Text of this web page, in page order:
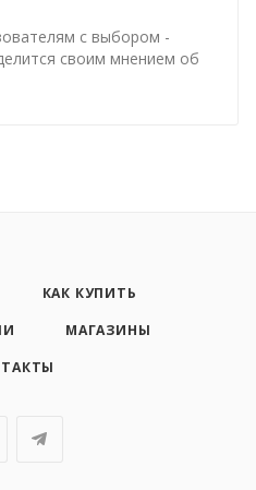
с выбором -
своим мнением об
КАК КУПИТЬ
МАГАЗИНЫ